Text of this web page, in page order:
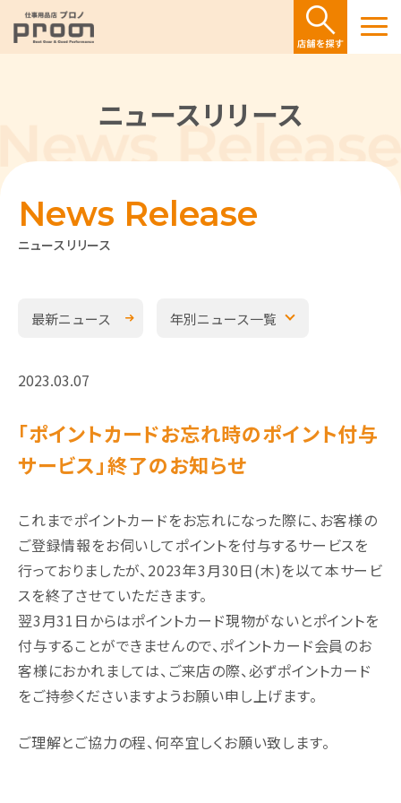
ニュースリリース
ニュースリリース
News Release
最新ニュース 年別ニュース一覧
2023.03.07
「ポイントカードお忘れ時のポイント付与
サービス」終了のお知らせ
これまでポイントカードをお忘れになった際に、お客様の
ご登録情報をお伺いしてポイントを付与するサービスを
行っておりましたが、2023年3月30日(木)を以て本サービ
スを終了させていただきます。
翌3月31日からはポイントカード現物がないとポイントを
付与することができませんので、ポイントカード会員のお
客様におかれましては、ご来店の際、必ずポイントカード
をご持参くださいますようお願い申し上げます。
ご理解とご協力の程、何卒宜しくお願い致します。